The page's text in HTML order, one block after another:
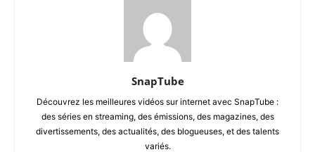
SnapTube
Découvrez les meilleures vidéos sur internet avec SnapTube :
des séries en streaming, des émissions, des magazines, des
divertissements, des actualités, des blogueuses, et des talents
variés.